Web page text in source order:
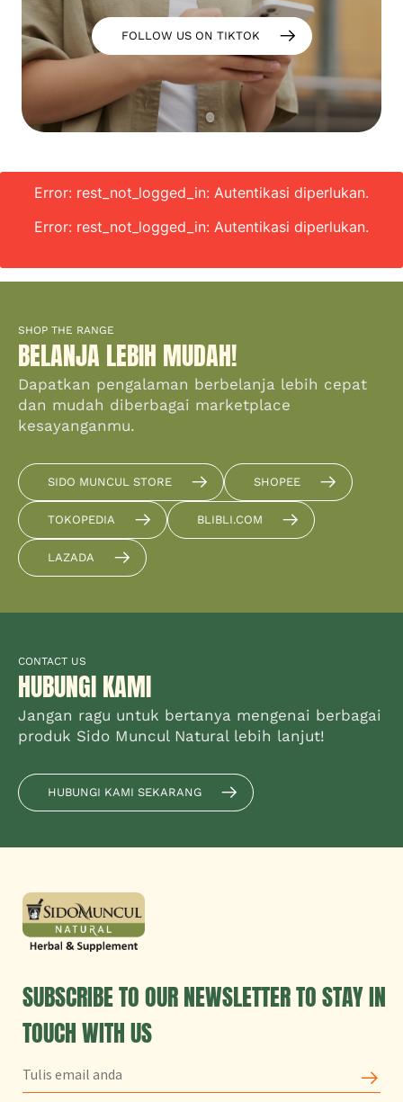
FOLLOW US ON TIKTOK
Error: rest_not_logged_in: Autentikasi diperlukan.
Error: rest_not_logged_in: Autentikasi diperlukan.
SHOP THE RANGE
BELANJA LEBIH MUDAH!
Dapatkan pengalaman berbelanja lebih cepat
dan mudah diberbagai marketplace
kesayanganmu.
SIDO MUNCUL STORE SHOPEE
TOKOPEDIA BLIBLI.COM
LAZADA
CONTACT US
HUBUNGI KAMI
Jangan ragu untuk bertanya mengenai berbagai
produk Sido Muncul Natural lebih lanjut!
HUBUNGI KAMI SEKARANG
SUBSCRIBE TO OUR NEWSLETTER TO STAY IN
TOUCH WITH US